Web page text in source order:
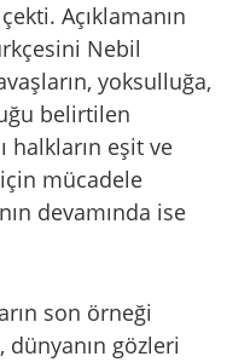
Açıklamanın
Nebil
yoksulluğa,
belirtilen
halkların eşit ve
mücadele
devamında ise
son örneği
dünyanın gözleri